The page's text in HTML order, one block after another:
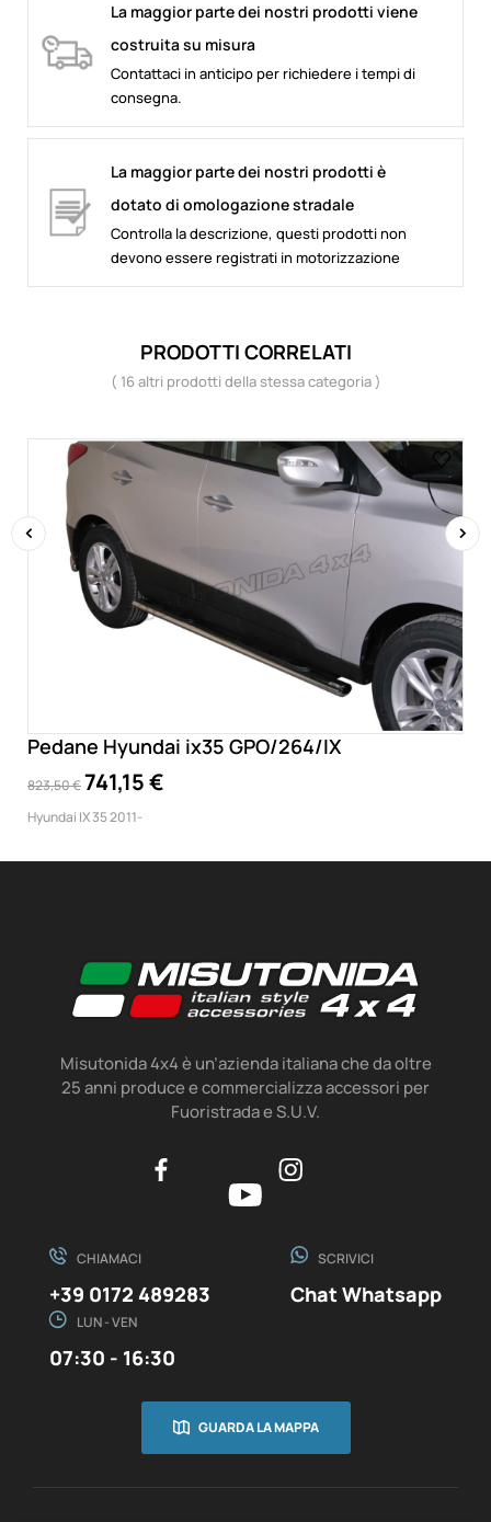
La maggior parte dei nostri prodotti viene
costruita su misura
Contattaci in anticipo per richiedere i tempi di
consegna.
La maggior parte dei nostri prodotti è
dotato di omologazione stradale
Controlla la descrizione, questi prodotti non
devono essere registrati in motorizzazione
PRODOTTI CORRELATI
( 16 altri prodotti della stessa categoria )
Pedane Hyundai ix35 GPO/264/IX
823,50 €741,15 €
Hyundai IX 35 2011-
Misutonida 4x4 è un’azienda italiana che da oltre
25 anni produce e commercializza accessori per
Fuoristrada e S.U.V.
CHIAMACI
+39 0172 489283
SCRIVICI
Chat Whatsapp
LUN - VEN
07:30 - 16:30
GUARDA LA MAPPA